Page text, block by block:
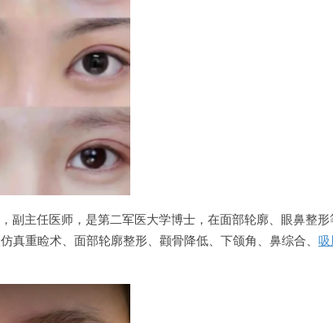
副主任医师，是第二军医大学博士，在面部轮廓、眼鼻整
真重睑术、面部轮廓整形、颧骨降低、下颌角、鼻综合、